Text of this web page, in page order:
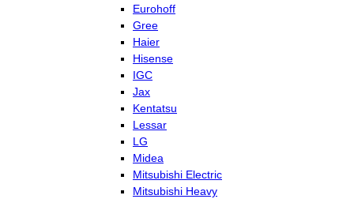
Eurohoff
Gree
Haier
Hisense
IGC
Jax
Kentatsu
Lessar
LG
Midea
Mitsubishi Electric
Mitsubishi Heavy